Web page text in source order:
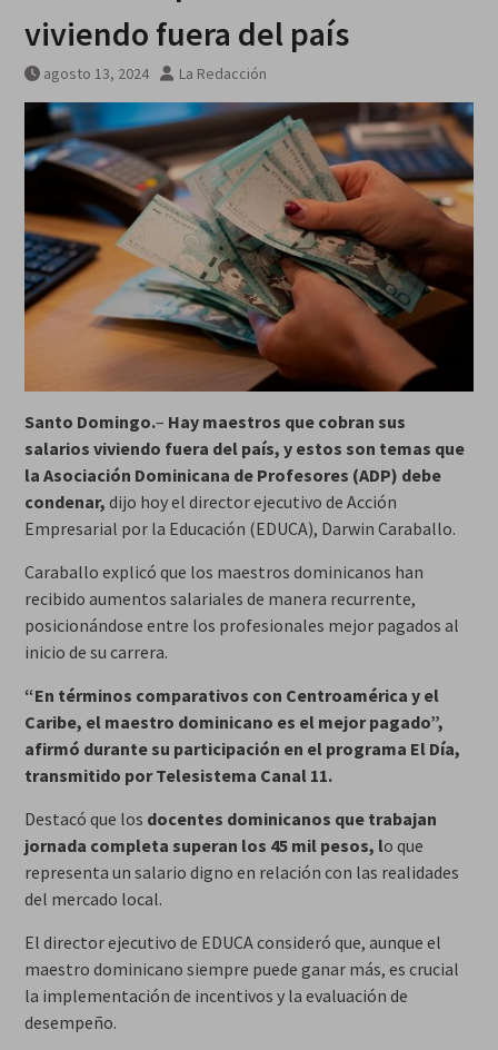
viviendo fuera del país
agosto 13, 2024 La Redacción
Santo Domingo.– Hay maestros que cobran sus
salarios viviendo fuera del país, y estos son temas que
la Asociación Dominicana de Profesores (ADP) debe
condenar, dijo hoy el director ejecutivo de Acción
Empresarial por la Educación (EDUCA), Darwin Caraballo.
Caraballo explicó que los maestros dominicanos han
recibido aumentos salariales de manera recurrente,
posicionándose entre los profesionales mejor pagados al
inicio de su carrera.
“En términos comparativos con Centroamérica y el
Caribe, el maestro dominicano es el mejor pagado”,
afirmó durante su participación en el programa El Día,
transmitido por Telesistema Canal 11.
Destacó que los docentes dominicanos que trabajan
jornada completa superan los 45 mil pesos, lo que
representa un salario digno en relación con las realidades
del mercado local.
El director ejecutivo de EDUCA consideró que, aunque el
maestro dominicano siempre puede ganar más, es crucial
la implementación de incentivos y la evaluación de
desempeño.